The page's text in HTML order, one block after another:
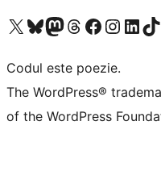
Mergi la contul nostru X (fost Twitter)
Vizitează contul nostru Bluesky
Vizitează contul nostru Mastodon
Vizitează contul nostru Threads
Vizitează pagina noastră
Vizitează-ne
Vizitează-
Codul este poezie.
The WordPress®
of the WordPress